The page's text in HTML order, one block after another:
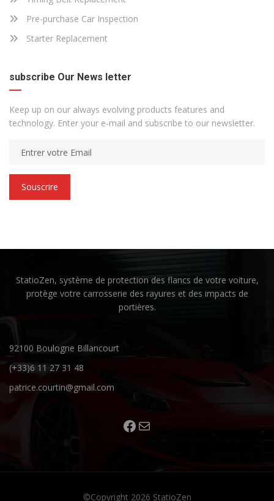
Pre-purchase Car Inspection
Starter Replacement
subscribe Our News letter
Keep up on our always evolving products features and
technology. Enter your e-mail and subscribe to our newsletter.
Souscrire
StatioZen, système de protection des flancs de votre voiture,
protège votre carrosserie des rayures et des impacts de
portières.
92100 Boulogne Billancourt
(+33)6 11 27 31 48
patrice.courtin@gmail.com
Suivez-nous sur Facebook
E-mail
©Copyright 2026 StatioZen